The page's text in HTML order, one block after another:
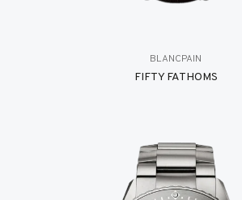
BLANCPAIN
FIFTY FATHOMS